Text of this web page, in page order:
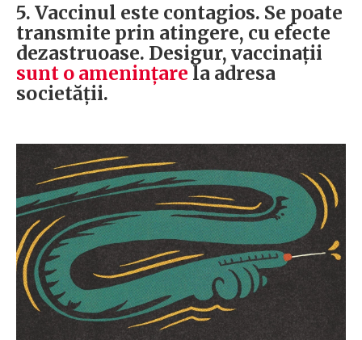
5. Vaccinul este contagios. Se poate
transmite prin atingere, cu efecte
dezastruoase. Desigur, vaccinații
sunt o amenințare la adresa
societății.